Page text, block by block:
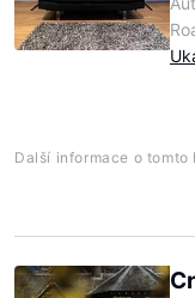
Další informace o tomto